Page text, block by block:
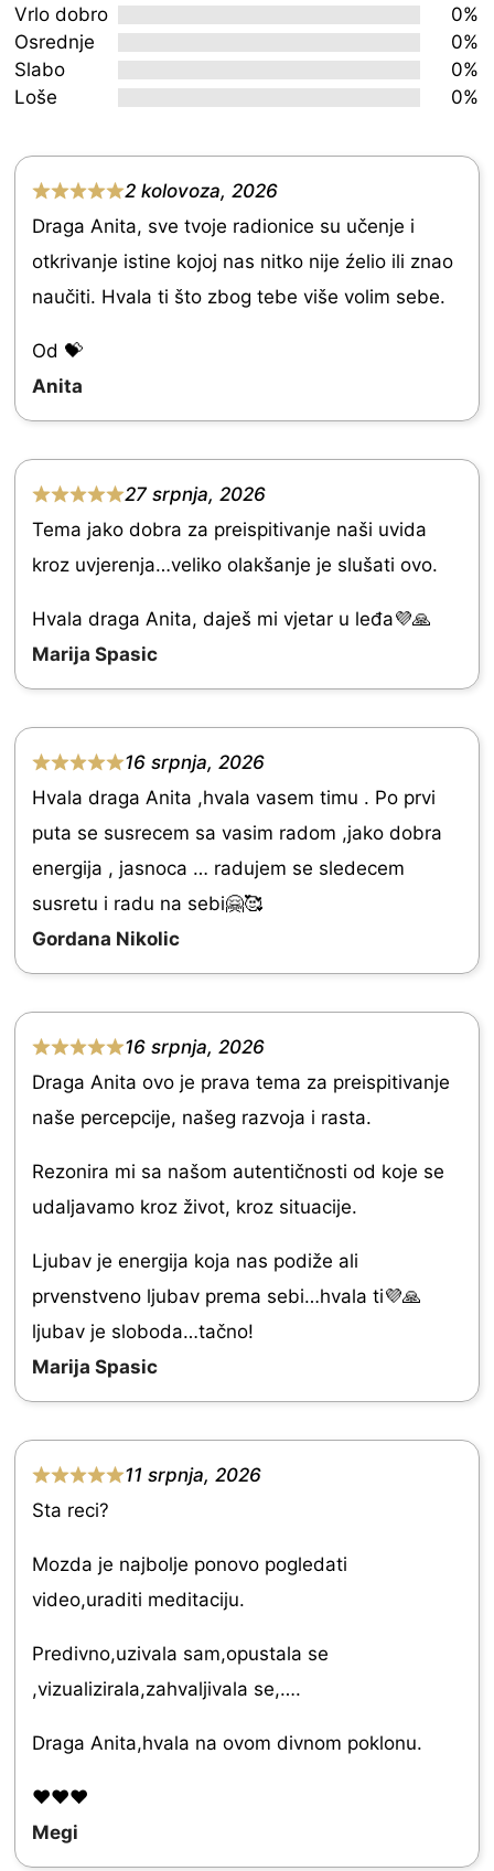
out
of
Vrlo dobro
0%
Osrednje
0%
Slabo
0%
Loše
0%
R
d
5
.
0
o
u
t
f
5
2 kolovoza, 2026
Draga Anita, sve tvoje radionice su učenje i
otkrivanje istine kojoj nas nitko nije źelio ili znao
naučiti. Hvala ti što zbog tebe više volim sebe.
Od 💝
Anita
R
a
e
d
5
.
0
o
u
t
o
f
5
27 srpnja, 2026
Tema jako dobra za preispitivanje naši uvida
kroz uvjerenja…veliko olakšanje je slušati ovo.
Hvala draga Anita, daješ mi vjetar u leđa💜🙏
Marija Spasic
R
e
o
u
t
o
f
16 srpnja, 2026
Hvala draga Anita ,hvala vasem timu . Po prvi
puta se susrecem sa vasim radom ,jako dobra
energija , jasnoca … radujem se sledecem
susretu i radu na sebi🤗🥰
Gordana Nikolic
R
t
e
d
.
0
o
u
f
5
16 srpnja, 2026
Draga Anita ovo je prava tema za preispitivanje
naše percepcije, našeg razvoja i rasta.
Rezonira mi sa našom autentičnosti od koje se
udaljavamo kroz život, kroz situacije.
Ljubav je energija koja nas podiže ali
prvenstveno ljubav prema sebi…hvala ti💜🙏
ljubav je sloboda…tačno!
Marija Spasic
R
t
e
5
.
0
u
t
11 srpnja, 2026
Sta reci?
Mozda je najbolje ponovo pogledati
video,uraditi meditaciju.
Predivno,uzivala sam,opustala se
,vizualizirala,zahvaljivala se,….
Draga Anita,hvala na ovom divnom poklonu.
❤️❤️❤️
Megi